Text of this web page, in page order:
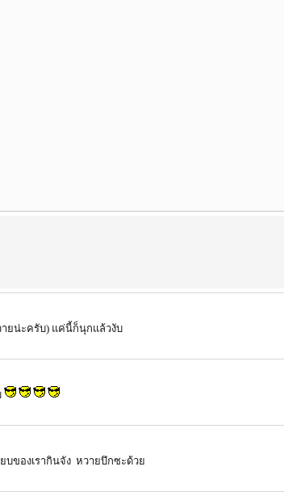
ยน่ะครับ) แค่นี้ก็นุกแล้วงับ
บของเรากินจัง หวายบึกซะด้วย